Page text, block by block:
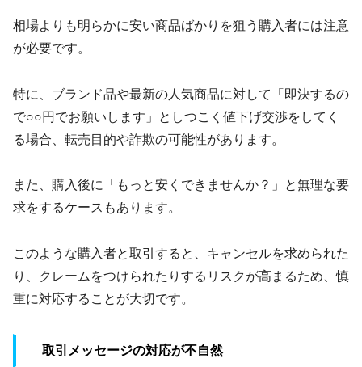
相場よりも明らかに安い商品ばかりを狙う購入者には注意
が必要です。
特に、ブランド品や最新の人気商品に対して「即決するの
で○○円でお願いします」としつこく値下げ交渉をしてく
る場合、転売目的や詐欺の可能性があります。
また、購入後に「もっと安くできませんか？」と無理な要
求をするケースもあります。
このような購入者と取引すると、キャンセルを求められた
り、クレームをつけられたりするリスクが高まるため、慎
重に対応することが大切です。
取引メッセージの対応が不自然